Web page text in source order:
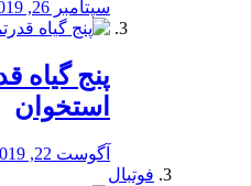
سپتامبر 26, 2019
پنج گیاه
استخوان
آگوست 22, 2019
فوتبال